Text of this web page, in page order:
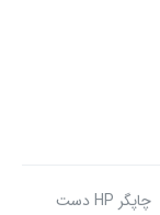
چاپگر HP دست